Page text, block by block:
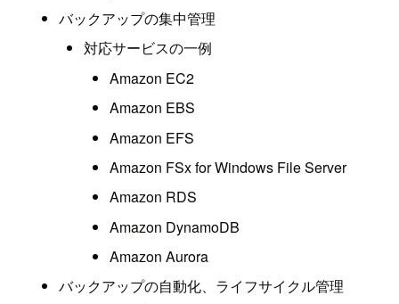
バックアップの集中管理
対応サービスの一例
Amazon EC2
Amazon EBS
Amazon EFS
Amazon FSx for Windows File Server
Amazon RDS
Amazon DynamoDB
Amazon Aurora
バックアップの自動化、ライフサイクル管理